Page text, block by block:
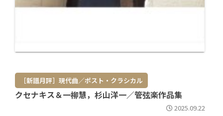
［新譜月評］現代曲／ポスト・クラシカル
クセナキス＆一柳慧，杉山洋一／管弦楽作品集
2025.09.22